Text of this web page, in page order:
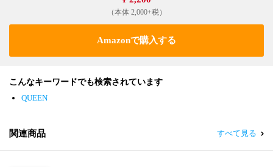
（本体 2,000+税）
Amazonで購入する
こんなキーワードでも検索されています
QUEEN
関連商品 すべて見る